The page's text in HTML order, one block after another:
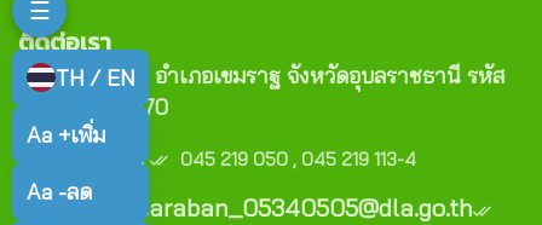
☰
TH / EN
Aa +เพิ่ม
Aa -ลด
ติดต่อเรา
ตำบลหัวนา อำเภอเขมราฐ จังหวัดอุบลราชธานี รหัส
ไปรษณีย์ 34170
เบอร์โทร : 045 219 050 , 045 219 113-4
E-mail : saraban_05340505@dla.go.th